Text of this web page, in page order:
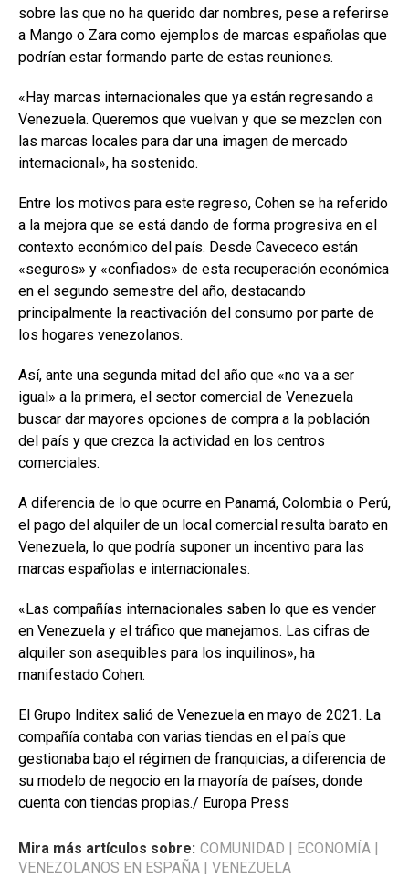
sobre las que no ha querido dar nombres, pese a referirse
a Mango o Zara como ejemplos de marcas españolas que
podrían estar formando parte de estas reuniones.
«Hay marcas internacionales que ya están regresando a
Venezuela. Queremos que vuelvan y que se mezclen con
las marcas locales para dar una imagen de mercado
internacional», ha sostenido.
Entre los motivos para este regreso, Cohen se ha referido
a la mejora que se está dando de forma progresiva en el
contexto económico del país. Desde Cavececo están
«seguros» y «confiados» de esta recuperación económica
en el segundo semestre del año, destacando
principalmente la reactivación del consumo por parte de
los hogares venezolanos.
Así, ante una segunda mitad del año que «no va a ser
igual» a la primera, el sector comercial de Venezuela
buscar dar mayores opciones de compra a la población
del país y que crezca la actividad en los centros
comerciales.
A diferencia de lo que ocurre en Panamá, Colombia o Perú,
el pago del alquiler de un local comercial resulta barato en
Venezuela, lo que podría suponer un incentivo para las
marcas españolas e internacionales.
«Las compañías internacionales saben lo que es vender
en Venezuela y el tráfico que manejamos. Las cifras de
alquiler son asequibles para los inquilinos», ha
manifestado Cohen.
El Grupo Inditex salió de Venezuela en mayo de 2021. La
compañía contaba con varias tiendas en el país que
gestionaba bajo el régimen de franquicias, a diferencia de
su modelo de negocio en la mayoría de países, donde
cuenta con tiendas propias./ Europa Press
Mira más artículos sobre: COMUNIDAD ECONOMÍA
VENEZOLANOS EN ESPAÑA
VENEZUELA